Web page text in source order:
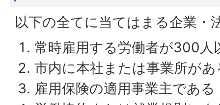
以下の全てに当てはまる企業・
常時雇用する労働者が300人
市内に本社または事業所があ
雇用保険の適用事業主である